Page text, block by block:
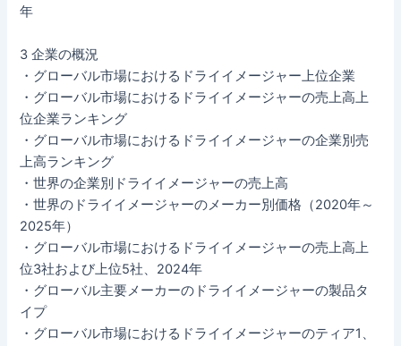
年
3 企業の概況
・グローバル市場におけるドライイメージャー上位企業
・グローバル市場におけるドライイメージャーの売上高上
位企業ランキング
・グローバル市場におけるドライイメージャーの企業別売
上高ランキング
・世界の企業別ドライイメージャーの売上高
・世界のドライイメージャーのメーカー別価格（2020年～
2025年）
・グローバル市場におけるドライイメージャーの売上高上
位3社および上位5社、2024年
・グローバル主要メーカーのドライイメージャーの製品タ
イプ
・グローバル市場におけるドライイメージャーのティア1、